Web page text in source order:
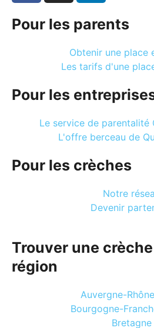
Pour les parents
Obtenir une place
Les tarifs d'une
Pour les
Le service de parentalité
L'offre berceau de
Pour les crèches
Notre
Devenir
Trouver une
région
Auvergne-
Bourgogne-
Bretagne